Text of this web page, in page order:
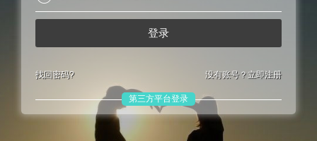
登录
找回密码? 没有账号？ 立即注册
第三方平台登录